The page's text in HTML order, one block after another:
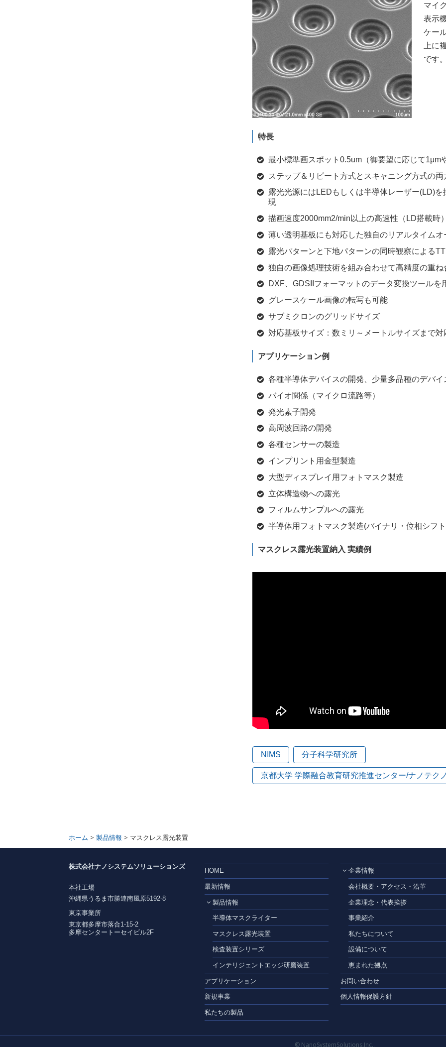
マイ
表示
ケー
上に
です。
特長
最小標準画スポット0.5um（御要望に応じて1μm
ステップ＆リピート方式とスキャニング方式の両
露光光源にはLEDもしくは半導体レーザー(LD)
現
描画速度2000mm2/min以上の高速性（LD搭載時）
薄い透明基板にも対応した独自のリアルタイム
露光パターンと下地パターンの同時観察による
独自の画像処理技術を組み合わせて高精度の重
DXF、GDSIIフォーマットのデータ変換ツールを
グレースケール画像の転写も可能
サブミクロンのグリッドサイズ
対応基板サイズ：数ミリ～メートルサイズまで対
アプリケーション例
各種半導体デバイスの開発、少量多品種のデバイ
バイオ関係（マイクロ流路等）
発光素子開発
高周波回路の開発
各種センサーの製造
インプリント用金型製造
大型ディスプレイ用フォトマスク製造
立体構造物への露光
フィルムサンプルへの露光
半導体用フォトマスク製造(バイナリ・位相シフ
マスクレス露光装置納入 実績例
NIMS 分子科学研究所
京都大学 学際融合教育研究推進センター/ナノテク
ホーム > 製品情報 > マスクレス露光装置
株式会社ナノシステムソリューションズ
本社工場
沖縄県うるま市勝連南風原5192-8
東京事業所
東京都多摩市落合1-15-2
多摩センタートーセイビル2F
HOME
最新情報
製品情報
半導体マスクライター
マスクレス露光装置
検査装置シリーズ
インテリジェントエッジ研磨装置
アプリケーション
新規事業
私たちの製品
企業情報
会社概要・アクセス・沿革
企業理念・代表挨拶
事業紹介
私たちについて
設備について
恵まれた拠点
お問い合わせ
個人情報保護方針
© NanoSystemSolutions.Inc.,